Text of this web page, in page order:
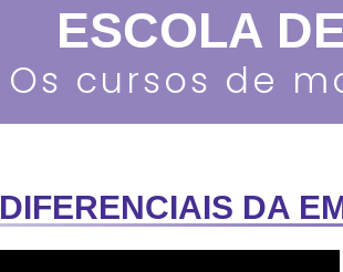
ESCOLA
Os cu rsos de m
DIFERENCIAIS DA